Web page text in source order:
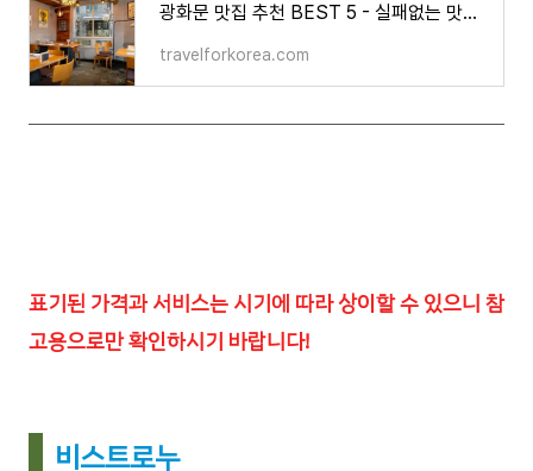
광화문 맛집 추천 BEST 5 - 실패없는 맛집을 위한 여정
travelforkorea.com
표기된 가격과 서비스는 시기에 따라 상이할 수 있으니 참
고용으로만 확인하시기 바랍니다!
비스트로누